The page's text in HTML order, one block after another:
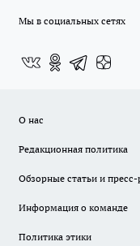
Мы в социальных сетях
О нас
Редакционная политика
Обзорные статьи и
Информация о команде
Политика этики